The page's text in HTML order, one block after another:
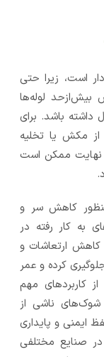
است، زیرا حتی
لوله‌ها
داشته باشد. برای
از مکش یا تخلیه
ممکن است
کاهش سر و
به کار رفته در
کاهش ارتعاشات و
کرده و عمر
کاربردهای مهم
ناشی از
ایمنی و پایداری
صنایع مختلفی